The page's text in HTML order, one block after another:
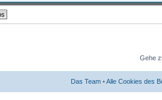
Gehe
Das Team •Alle Cookies des